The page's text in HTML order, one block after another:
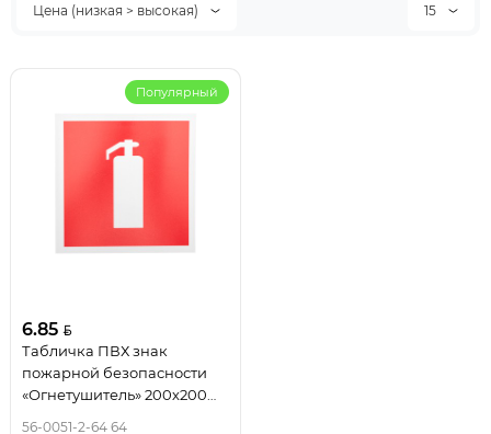
Цена (низкая > высокая) 15
Популярный
6.85
Табличка ПВХ знак
пожарной безопасности
«Огнетушитель» 200х200
56-0051-2-64 64